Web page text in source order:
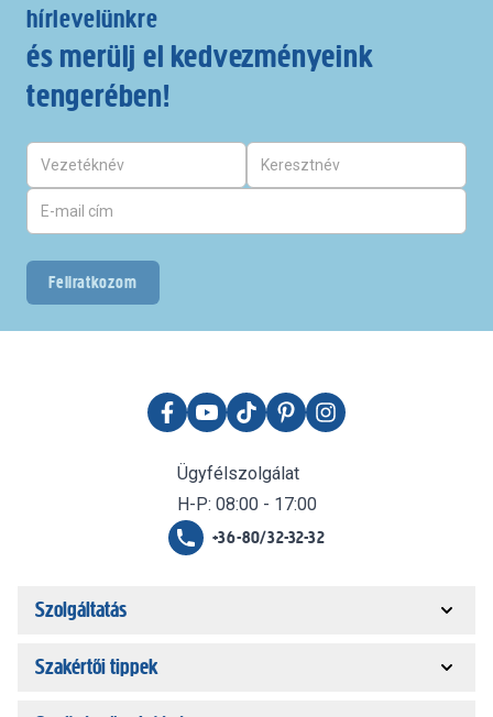
hírlevelünkre
és merülj el kedvezményeink
tengerében!
Feliratkozom
Ügyfélszolgálat
H-P: 08:00 - 17:00
+36-80/32-32-32
Szolgáltatás
Szakértői tippek